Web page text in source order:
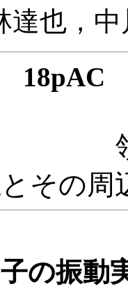
也，中
18pAC
その周
の振動